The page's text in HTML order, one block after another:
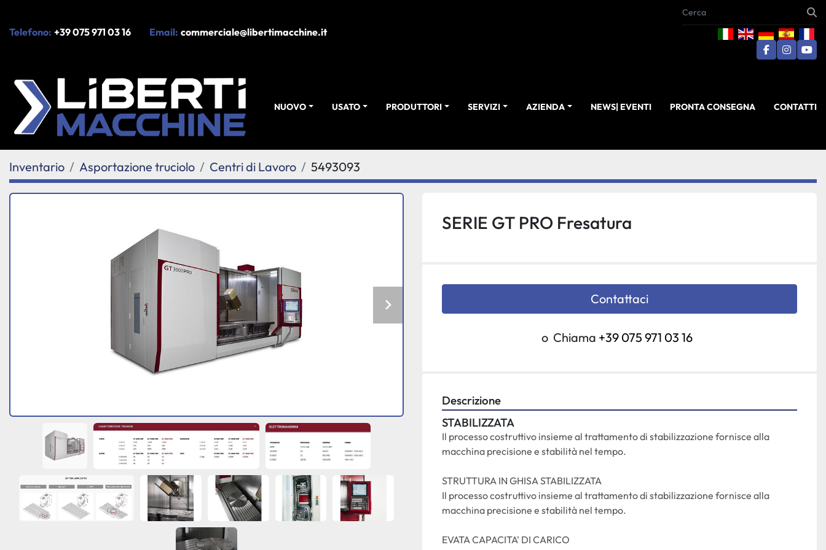
Telefono: +39 075 971 03 16 Email: commerciale@libertimacchine.it
facebook
NUOVO USATO NEWS| EVENTI
PRODUTTORI SERVIZI PRONTA CONSEGNA
AZIENDA CONTATTI
Inventario Asportazione truciolo Centri di Lavoro 5493093
SERIE GT PRO Fresatura
Contattaci
o Chiama +39 075 971 03 16
Descrizione
STABILIZZATA
Il processo costruttivo insieme al trattamento di stabilizzazione fornisce alla
macchina precisione e stabilità nel tempo.
STRUTTURA IN GHISA STABILIZZATA
Il processo costruttivo insieme al trattamento di stabilizzazione fornisce alla
macchina precisione e stabilità nel tempo.
EVATA CAPACITA' DI CARICO